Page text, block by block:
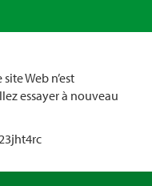
Web n’est
essayer à nouveau